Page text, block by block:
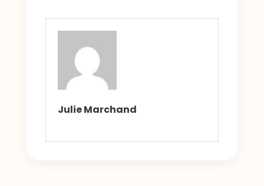
Julie Marchand